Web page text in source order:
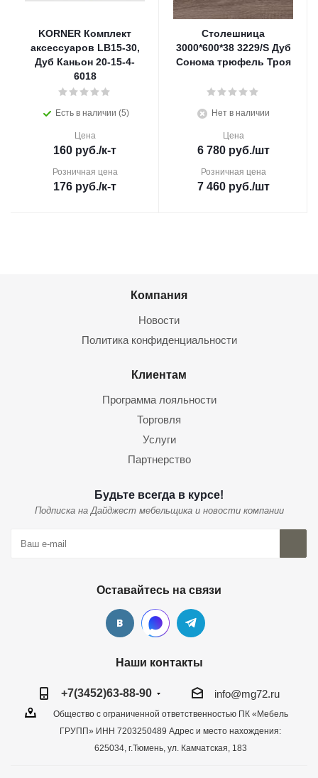
KORNER Комплект
аксессуаров LB15-30,
Дуб Каньон 20-15-4-
6018
Есть в наличии (5)
Цена
160 руб./к-т
Розничная цена
176 руб./к-т
Столешница
3000*600*38 3229/S Дуб
Сонома трюфель Троя
Нет в наличии
Цена
6 780руб./шт
Розничная цена
7 460руб./шт
Компания
Новости
Политика конфиденциальности
Клиентам
Программа лояльности
Торговля
Услуги
Партнерство
Будьте всегда в курсе!
Подписка на Дайджест мебельщика и новости компании
Оставайтесь на связи
Наши контакты
+7(3452)63-88-90 info@mg72.ru
Общество с ограниченной ответственностью ПК «Мебель
ГРУПП» ИНН 7203250489 Адрес и место нахождения:
625034, г.Тюмень, ул. Камчатская, 183